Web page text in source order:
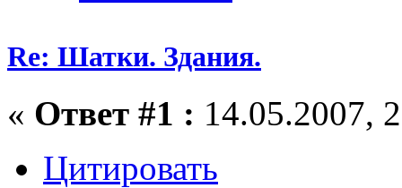
Re: Шатки. Здания.
« Ответ #1 : 14.05.2007,
Цитировать